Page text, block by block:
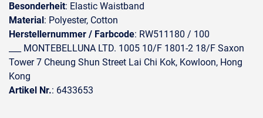
Besonderheit: Elastic Waistband
Material: Polyester, Cotton
Herstellernummer / Farbcode: RW511180 / 100
___ MONTEBELLUNA LTD. 1005 10/F 1801-2 18/F Saxon
Tower 7 Cheung Shun Street Lai Chi Kok, Kowloon, Hong
Kong
Artikel Nr.: 6433653